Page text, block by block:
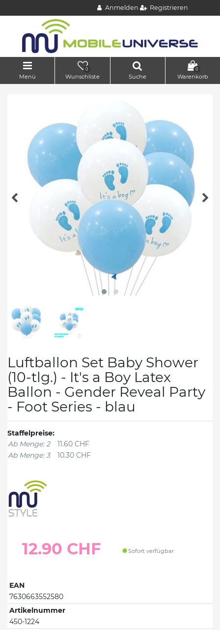
Anmelden Registrieren
Menü
0
Wunschliste Suche
0
Warenkorb
Luftballon Set Baby Shower
(10-tlg.) - It's a Boy Latex
Ballon - Gender Reveal Party
- Foot Series - blau
Staffelpreise:
Ab Menge: 2
11.60 CHF
Ab Menge: 3
10.30 CHF
12.90 CHF Sofort verfügbar
EAN
7630663552580
Artikelnummer
450-1224